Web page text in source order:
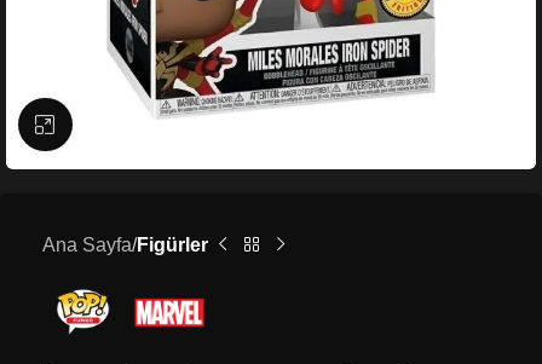
Büyütmek için tıklayın
Ana Sayfa Figürler